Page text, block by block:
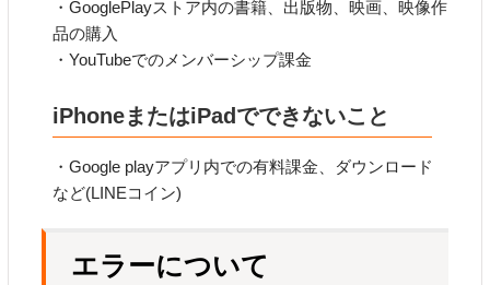
・GooglePlayストア内の書籍、出版物、映画、映像作
品の購入
・YouTubeでのメンバーシップ課金
iPhoneまたはiPadでできないこと
・Google playアプリ内での有料課金、ダウンロード
など(LINEコイン)
エラーについて